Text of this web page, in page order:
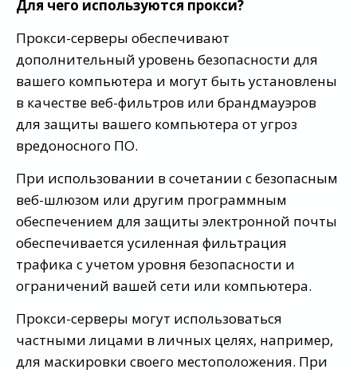
Для чего используются прокси?
Прокси-серверы обеспечивают
дополнительный уровень безопасности для
вашего компьютера и могут быть установлены
в качестве веб-фильтров или брандмауэров
для защиты вашего компьютера от угроз
вредоносного ПО.
При использовании в сочетании с безопасным
веб-шлюзом или другим программным
обеспечением для защиты электронной почты
обеспечивается усиленная фильтрация
трафика с учетом уровня безопасности и
ограничений вашей сети или компьютера.
Прокси-серверы могут использоваться
частными лицами в личных целях, например,
для маскировки своего местоположения. При